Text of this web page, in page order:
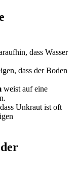
dass Wasser
dass der Boden
weist auf eine
Unkraut ist oft